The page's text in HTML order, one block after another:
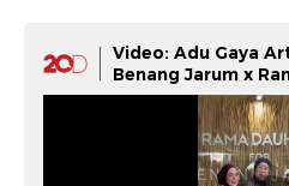
Video: Adu Gaya
Benang Jarum x